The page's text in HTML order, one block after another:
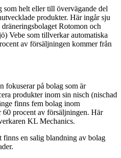
helt eller till övervägande del
produkter. Här ingår sju
Rotomon och
Vebe som tillverkar automatiska
av försäljningen kommer från
fokuserar på bolag som är
produkter inom sin nisch (nischad
finns fem bolag inom
60 procent av försäljningen. Här
KL Mechanics.
finns en salig blandning av bolag